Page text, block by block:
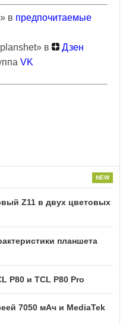
в предпочитаемые
в
Дзен
VK
Z11 в двух цветовых
планшета
P80 и TCL P80 Pro
7050 мАч и MediaTek